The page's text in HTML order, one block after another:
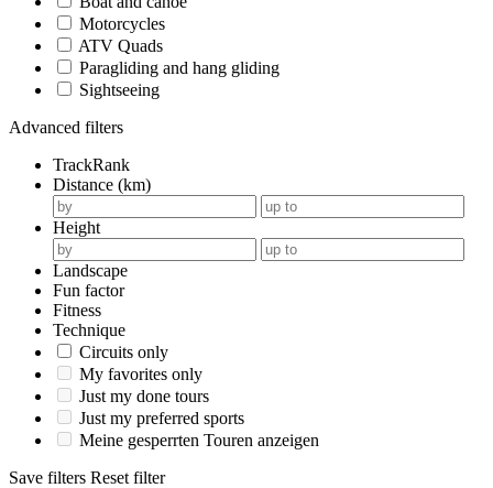
Motorcycles
ATV Quads
Paragliding and hang gliding
Sightseeing
Advanced filters
TrackRank
Distance (km)
Height
Landscape
Fun factor
Fitness
Technique
Circuits only
My favorites only
Just my done tours
Just my preferred sports
Meine gesperrten Touren anzeigen
Save filters Reset filter